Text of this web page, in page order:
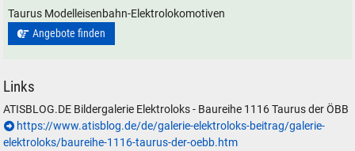
Taurus Modelleisenbahn-Elektrolokomotiven
Angebote finden
Links
ATISBLOG.DE Bildergalerie Elektroloks - Baureihe 1116 Taurus der ÖBB
https://www.atisblog.de/de/galerie-elektroloks-beitrag/galerie-
elektroloks/baureihe-1116-taurus-der-oebb.htm